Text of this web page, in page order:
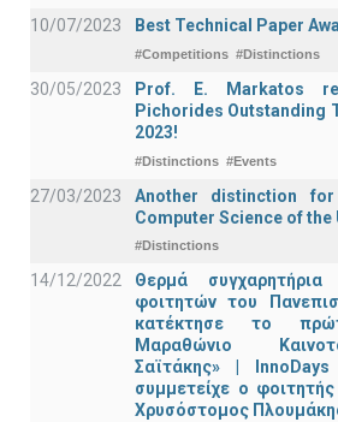
10/07/2023 Best Technical Paper
#Competitions #Distinctions
30/05/2023
Prof. E. Markatos
Pichorides Outstanding
2023!
#Distinctions #Events
27/03/2023
Another distinction
Computer Science of
#Distinctions
14/12/2022
Θερμά
φοιτητών του
κατέκτησε το
Μαραθώνιο
Σαϊτάκης» |
συμμετείχε ο
Χρυσόστομος